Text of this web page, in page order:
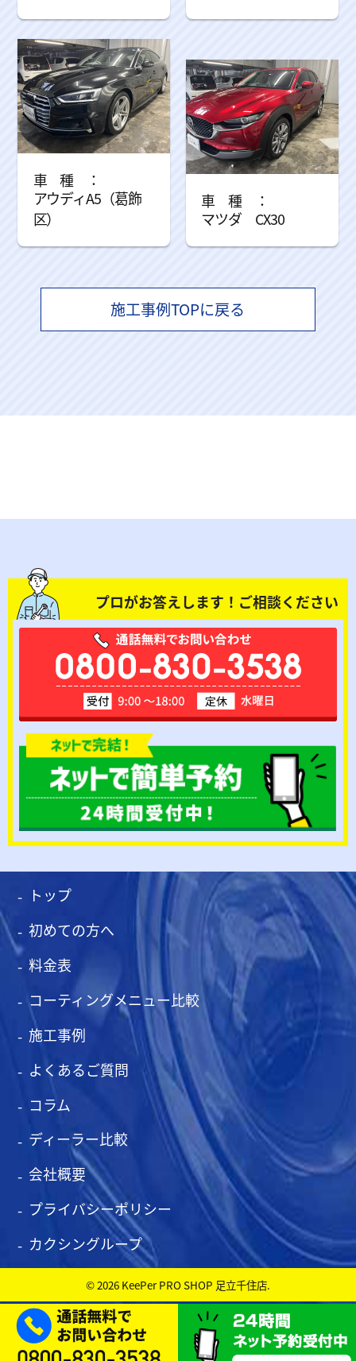
アウディA5（葛飾
区）
マツダ CX30
施工事例TOPに戻る
プロがお答えします！ご相談ください
トップ
初めての方へ
料金表
コーティングメニュー比較
施工事例
よくあるご質問
コラム
ディーラー比較
会社概要
プライバシーポリシー
カクシングループ
© 2026 KeePer PRO SHOP 足立千住店.